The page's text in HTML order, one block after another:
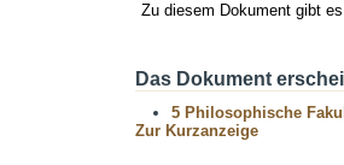
Zu diesem Dokument gibt
Das Dokument
5 Philosophische
Zur Kurzanzeige